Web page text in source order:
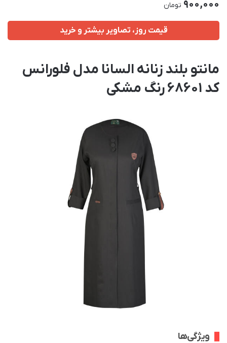
900,000 تومان
قیمت روز، تصاویر بیشتر و خرید
مانتو بلند زنانه السانا مدل فلورانس
کد 68601 رنگ مشکی
ویژگی‌ها